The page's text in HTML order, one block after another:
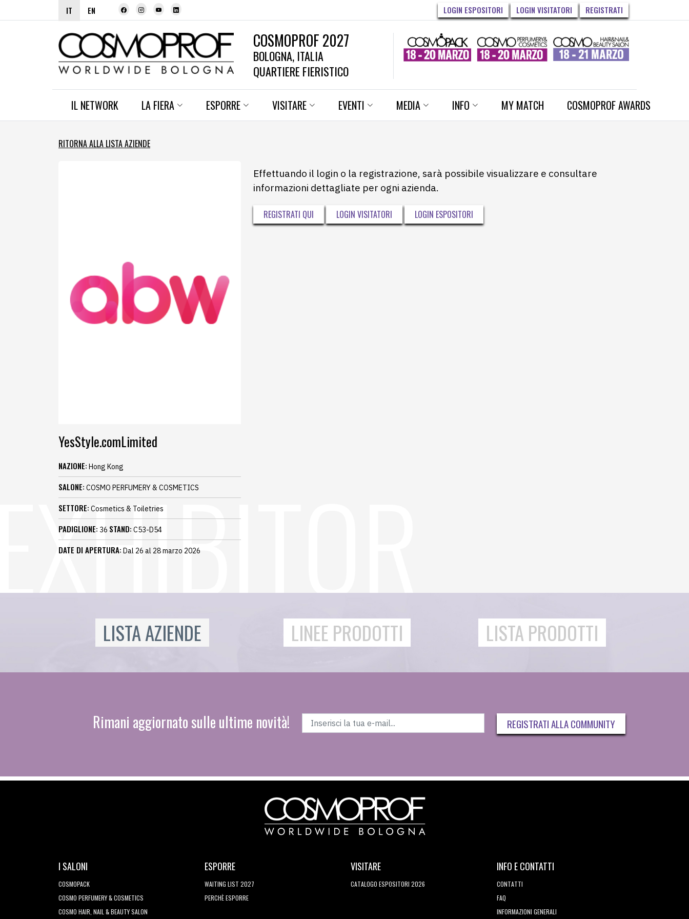
IT EN LOGIN ESPOSITORI LOGIN VISITATORI REGISTRATI
COSMOPROF 2027
BOLOGNA, ITALIA
QUARTIERE FIERISTICO
IL NETWORK LA FIERA ESPORRE VISITARE EVENTI MEDIA INFO MY MATCH COSMOPROF AWARDS
RITORNA ALLA LISTA AZIENDE
YesStyle.comLimited
NAZIONE: Hong Kong
SALONE: COSMO PERFUMERY & COSMETICS
SETTORE: Cosmetics & Toiletries
PADIGLIONE: 36 STAND: C53-D54
DATE DI APERTURA: Dal 26 al 28 marzo 2026
Effettuando il login o la registrazione, sarà possibile visualizzare e consultare
informazioni dettagliate per ogni azienda.
REGISTRATI QUI LOGIN VISITATORI LOGIN ESPOSITORI
LISTA AZIENDE LINEE PRODOTTI LISTA PRODOTTI
Rimani aggiornato sulle ultime novità! REGISTRATI ALLA COMMUNITY
I SALONI
COSMOPACK
COSMO PERFUMERY & COSMETICS
COSMO HAIR, NAIL & BEAUTY SALON
ESPORRE
WAITING LIST 2027
PERCHÈ ESPORRE
VISITARE
CATALOGO ESPOSITORI 2026
INFO E CONTATTI
CONTATTI
FAQ
INFORMAZIONI GENERALI